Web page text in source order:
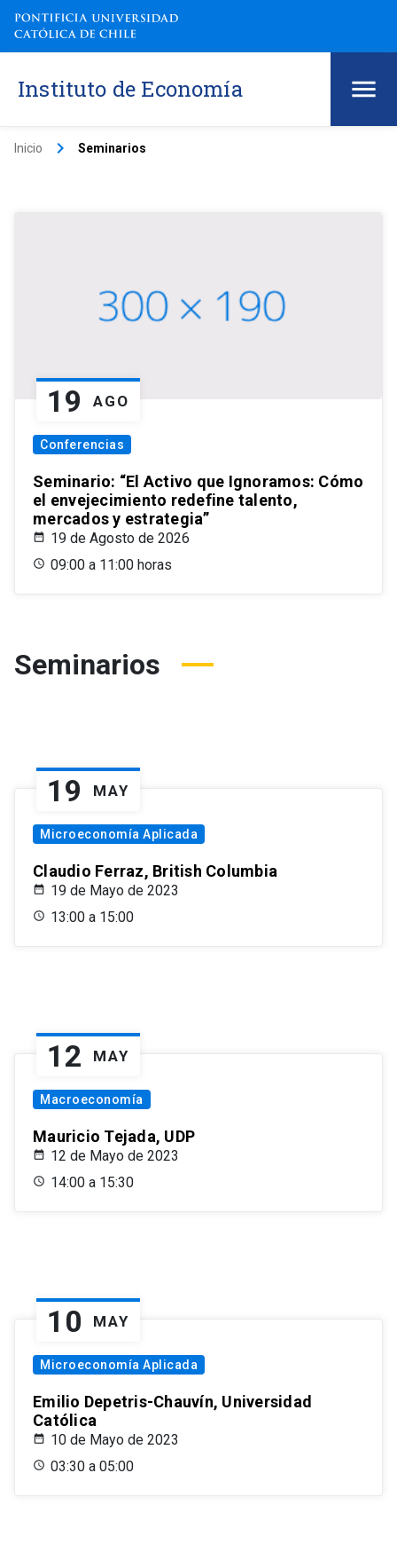
Instituto de Economía
Inicio keyboard_arrow_right Seminarios
19 AGO
Conferencias
Seminario: “El Activo que Ignoramos: Cómo
el envejecimiento redefine talento,
mercados y estrategia”
19 de Agosto de 2026
09:00 a 11:00 horas
Seminarios
19 MAY
Microeconomía Aplicada
Claudio Ferraz, British Columbia
19 de Mayo de 2023
13:00 a 15:00
12 MAY
Macroeconomía
Mauricio Tejada, UDP
12 de Mayo de 2023
14:00 a 15:30
10 MAY
Microeconomía Aplicada
Emilio Depetris-Chauvín, Universidad
Católica
10 de Mayo de 2023
03:30 a 05:00